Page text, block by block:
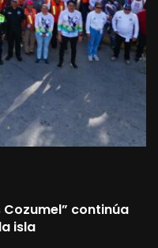
continúa
isla